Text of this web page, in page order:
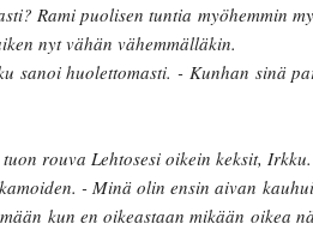
Rami puolisen tuntia myöhemmin
nyt vähän vähemmälläkin.
huolettomasti. - Kunhan sinä
rouva Lehtosesi oikein keksit, Irkku.
- Minä olin ensin aivan
kun en oikeastaan mikään oikea